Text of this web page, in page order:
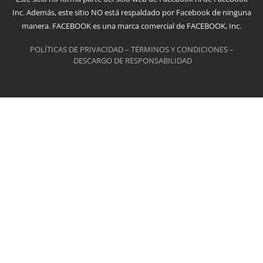
Inc. Además, este sitio NO está respaldado por Facebook de ninguna
manera. FACEBOOK es una marca comercial de FACEBOOK, Inc.
POLÍTICAS DE PRIVACIDAD – TÉRMINOS Y CONDICIONES –
DESCARGO DE RESPONSABILIDAD